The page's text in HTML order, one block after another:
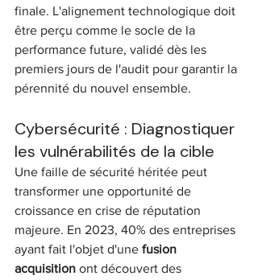
finale. L'alignement technologique doit
être perçu comme le socle de la
performance future, validé dès les
premiers jours de l'audit pour garantir la
pérennité du nouvel ensemble.
Cybersécurité : Diagnostiquer
les vulnérabilités de la cible
Une faille de sécurité héritée peut
transformer une opportunité de
croissance en crise de réputation
majeure. En 2023, 40% des entreprises
ayant fait l'objet d'une fusion
acquisition ont découvert des